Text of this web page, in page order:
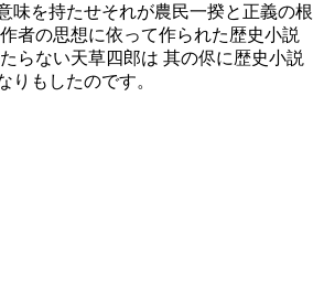
味を持たせそれが農民一揆と正義の根
者の思想に依って作られた歴史小説
らない天草四郎は 其の侭に歴史小説
もしたのです。